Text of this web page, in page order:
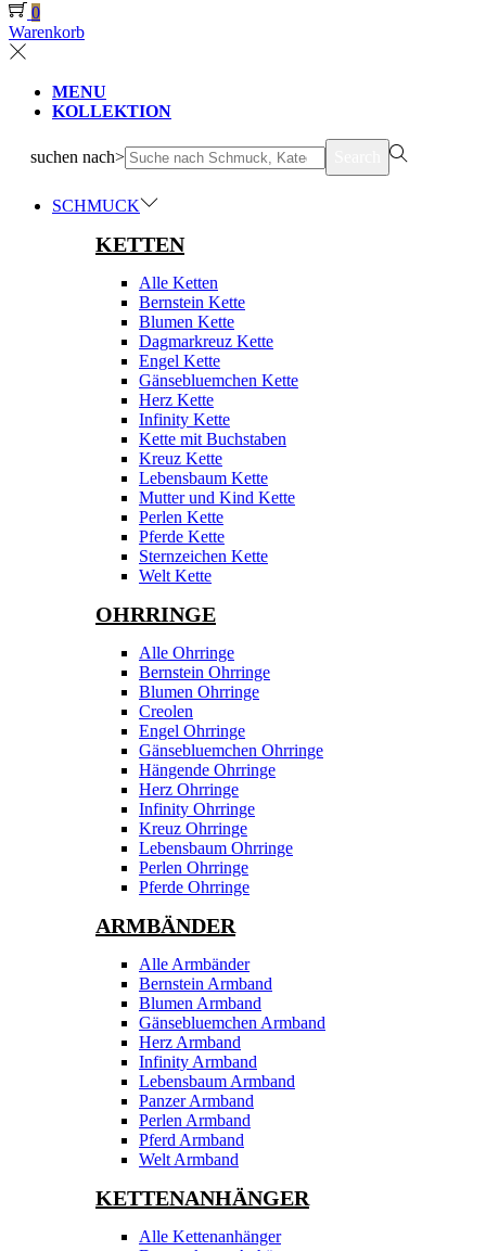
0
Warenkorb
MENU
KOLLEKTION
suchen nach>
SCHMUCK
KETTEN
Alle Ketten
Bernstein Kette
Blumen Kette
Dagmarkreuz Kette
Engel Kette
Gänsebluemchen Kette
Herz Kette
Infinity Kette
Kette mit Buchstaben
Kreuz Kette
Lebensbaum Kette
Mutter und Kind Kette
Perlen Kette
Pferde Kette
Sternzeichen Kette
Welt Kette
OHRRINGE
Alle Ohrringe
Bernstein Ohrringe
Blumen Ohrringe
Creolen
Engel Ohrringe
Gänsebluemchen Ohrringe
Hängende Ohrringe
Herz Ohrringe
Infinity Ohrringe
Kreuz Ohrringe
Lebensbaum Ohrringe
Perlen Ohrringe
Pferde Ohrringe
ARMBÄNDER
Alle Armbänder
Bernstein Armband
Blumen Armband
Gänsebluemchen Armband
Herz Armband
Infinity Armband
Lebensbaum Armband
Panzer Armband
Perlen Armband
Pferd Armband
Welt Armband
KETTENANHÄNGER
Alle Kettenanhänger